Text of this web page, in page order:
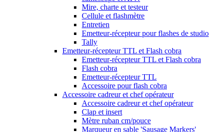
Mire, charte et testeur
Cellule et flashmètre
Entretien
Emetteur-récepteur pour flashes de studio
Tally
Emetteur-récepteur TTL et Flash cobra
Emetteur-récepteur TTL et Flash cobra
Flash cobra
Emetteur-récepteur TTL
Accessoire pour flash cobra
Accessoire cadreur et chef opérateur
Accessoire cadreur et chef opérateur
Clap et insert
Mètre ruban cm/pouce
Marqueur en sable 'Sausage Markers'